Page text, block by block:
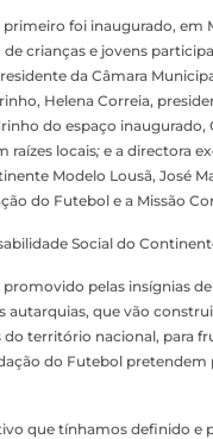
foi inaugurado, em
crianças e jovens
da Câmara
Helena Correia,
do espaço
raízes locais; e a directora
Modelo Lousã, José
do Futebol e a Missão
Social do
pelas insígnias
autarquias, que vão
território nacional, para
do Futebol
que tínhamos definido e